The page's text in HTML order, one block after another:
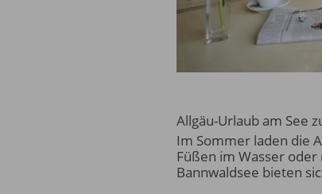
Allgäu-Urlaub am See
Im Sommer laden die
Füßen im Wasser
Bannwaldsee bieten